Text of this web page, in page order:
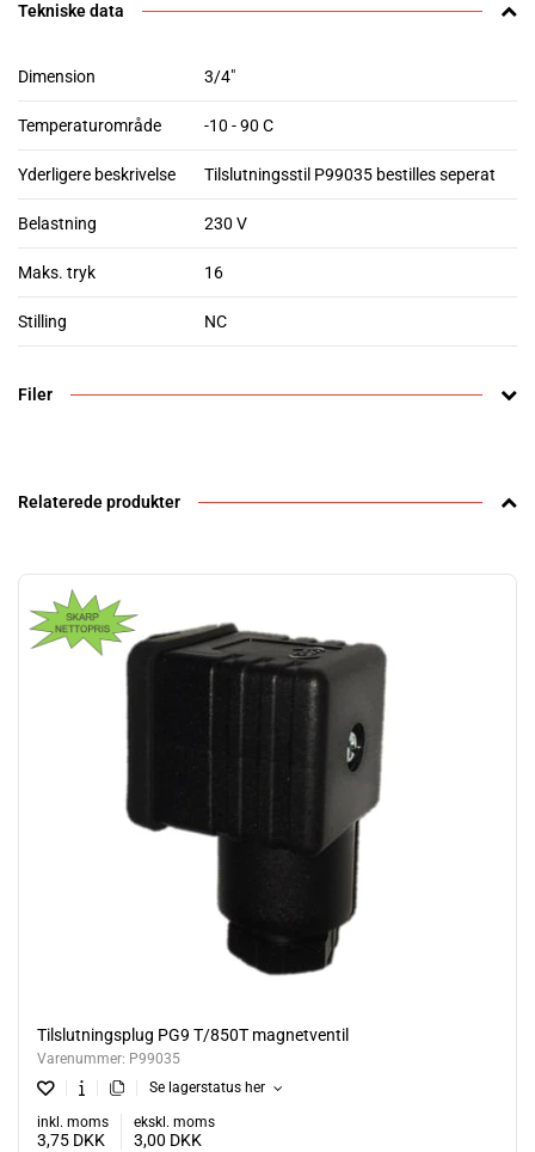
Tekniske data
Dimension 3/4"
Temperaturområde -10 - 90 C
Yderligere beskrivelse Tilslutningsstil P99035 bestilles seperat
Belastning 230 V
Maks. tryk 16
Stilling NC
Filer
Relaterede produkter
Tilslutningsplug PG9 T/850T magnetventil
Varenummer: P99035
Se lagerstatus her
inkl. moms
3,75 DKK
ekskl. moms
3,00 DKK